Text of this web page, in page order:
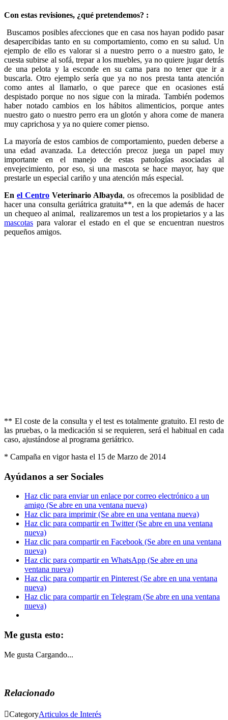
Con estas revisiones, ¿qué pretendemos? :
Buscamos posibles afecciones que en casa nos hayan podido pasar
desapercibidas tanto en su comportamiento, como en su salud. Un
ejemplo de ello es valorar si a nuestro perro o a nuestro gato, le
cuesta subirse al sofá, trepar a los muebles, ya no quiere jugar detrás
de una pelota y la esconde en su cama para no tener que ir a
buscarla. Otro ejemplo sería que ya no nos presta tanta atención
como antes al llamarlo, o que parece que en ocasiones está
despistado porque no nos sigue con la mirada. También podemos
haber notado cambios en los hábitos alimenticios, porque antes
nuestro gato o nuestro perro era un glotón y ahora come de manera
muy caprichosa y ya no quiere comer pienso.
La mayoría de estos cambios de comportamiento, pueden deberse a
una edad avanzada. La detección precoz juega un papel muy
importante en el manejo de estas patologías asociadas al
envejecimiento, por eso, si una mascota se hace mayor, hay que
prestarle un especial cariño y una atención más especial.
En el Centro Veterinario Albayda, os ofrecemos la posiblidad de
hacer una consulta geriátrica gratuita**, en la que además de hacer
un chequeo al animal, realizaremos un test a los propietarios y a las
mascotas para valorar el estado en el que se encuentran nuestros
pequeños amigos.
** El coste de la consulta y el test es totalmente gratuito. El resto de
las pruebas, o la medicación si se requieren, será el habitual en cada
caso, ajustándose al programa geriátrico.
* Campaña en vigor hasta el 15 de Marzo de 2014
Ayúdanos a ser Sociales
Haz clic para enviar un enlace por correo electrónico a un
amigo (Se abre en una ventana nueva)
Haz clic para imprimir (Se abre en una ventana nueva)
Haz clic para compartir en Twitter (Se abre en una ventana
nueva)
Haz clic para compartir en Facebook (Se abre en una ventana
nueva)
Haz clic para compartir en WhatsApp (Se abre en una
ventana nueva)
Haz clic para compartir en Pinterest (Se abre en una ventana
nueva)
Haz clic para compartir en Telegram (Se abre en una ventana
nueva)
Me gusta esto:
Me gusta Cargando...
Relacionado
CategoryArticulos de Interés